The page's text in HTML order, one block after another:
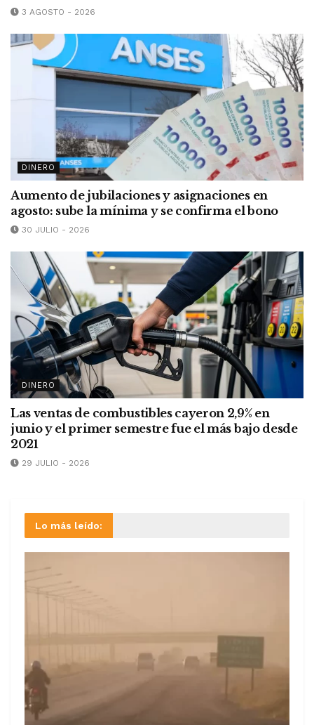
3 AGOSTO - 2026
DINERO
Aumento de jubilaciones y asignaciones en
agosto: sube la mínima y se confirma el bono
30 JULIO - 2026
DINERO
Las ventas de combustibles cayeron 2,9% en
junio y el primer semestre fue el más bajo desde
2021
29 JULIO - 2026
Lo más leído: